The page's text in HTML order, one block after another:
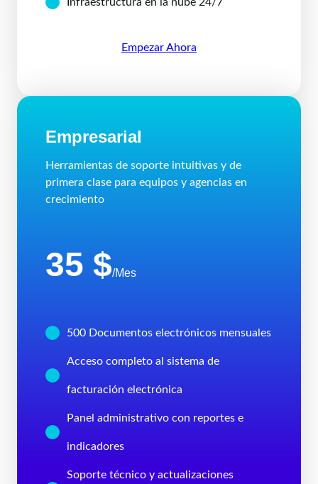
Empezar Ahora
Empresarial
Herramientas de soporte intuitivas y de
primera clase para equipos y agencias en
crecimiento
35 $/Mes
500 Documentos electrónicos mensuales
Acceso completo al sistema de
facturación electrónica
Panel administrativo con reportes e
indicadores
Soporte técnico y actualizaciones